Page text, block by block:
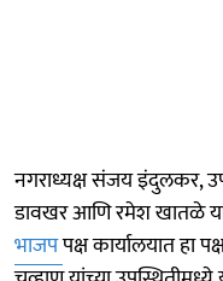
नगराध्यक्ष संजय इंदुलकर,
डावखर आणि रमेश खातळे
भाजपपक्ष कार्यालयात हा